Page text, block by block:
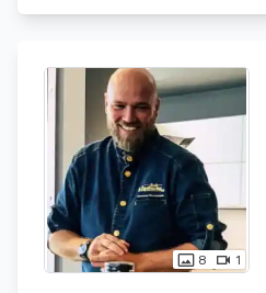
photo_size_select_actual 8 videocam 1